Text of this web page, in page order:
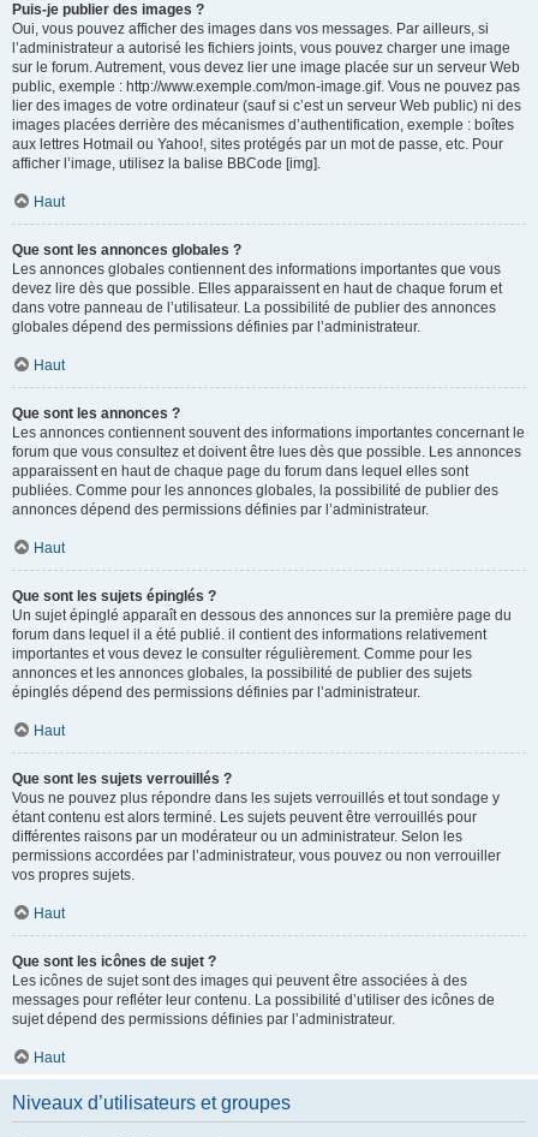
Puis-je publier des images ?
Oui, vous pouvez afficher des images dans vos messages. Par ailleurs, si
l’administrateur a autorisé les fichiers joints, vous pouvez charger une image
sur le forum. Autrement, vous devez lier une image placée sur un serveur Web
public, exemple : http://www.exemple.com/mon-image.gif. Vous ne pouvez pas
lier des images de votre ordinateur (sauf si c’est un serveur Web public) ni des
images placées derrière des mécanismes d’authentification, exemple : boîtes
aux lettres Hotmail ou Yahoo!, sites protégés par un mot de passe, etc. Pour
afficher l’image, utilisez la balise BBCode [img].
Haut
Que sont les annonces globales ?
Les annonces globales contiennent des informations importantes que vous
devez lire dès que possible. Elles apparaissent en haut de chaque forum et
dans votre panneau de l’utilisateur. La possibilité de publier des annonces
globales dépend des permissions définies par l’administrateur.
Haut
Que sont les annonces ?
Les annonces contiennent souvent des informations importantes concernant le
forum que vous consultez et doivent être lues dès que possible. Les annonces
apparaissent en haut de chaque page du forum dans lequel elles sont
publiées. Comme pour les annonces globales, la possibilité de publier des
annonces dépend des permissions définies par l’administrateur.
Haut
Que sont les sujets épinglés ?
Un sujet épinglé apparaît en dessous des annonces sur la première page du
forum dans lequel il a été publié. il contient des informations relativement
importantes et vous devez le consulter régulièrement. Comme pour les
annonces et les annonces globales, la possibilité de publier des sujets
épinglés dépend des permissions définies par l’administrateur.
Haut
Que sont les sujets verrouillés ?
Vous ne pouvez plus répondre dans les sujets verrouillés et tout sondage y
étant contenu est alors terminé. Les sujets peuvent être verrouillés pour
différentes raisons par un modérateur ou un administrateur. Selon les
permissions accordées par l’administrateur, vous pouvez ou non verrouiller
vos propres sujets.
Haut
Que sont les icônes de sujet ?
Les icônes de sujet sont des images qui peuvent être associées à des
messages pour refléter leur contenu. La possibilité d’utiliser des icônes de
sujet dépend des permissions définies par l’administrateur.
Haut
Niveaux d’utilisateurs et groupes